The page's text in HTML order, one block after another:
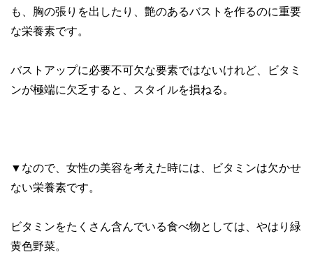
も、胸の張りを出したり、艶のあるバストを作るのに重要
な栄養素です。
バストアップに必要不可欠な要素ではないけれど、ビタミ
ンが極端に欠乏すると、スタイルを損ねる。
▼なので、女性の美容を考えた時には、ビタミンは欠かせ
ない栄養素です。
ビタミンをたくさん含んでいる食べ物としては、やはり緑
黄色野菜。